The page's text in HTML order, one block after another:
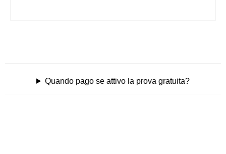
Quando pago se attivo la prova gratuita?